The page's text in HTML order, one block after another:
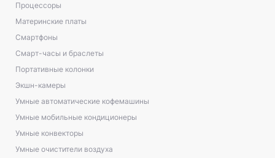
Процессоры
Материнские платы
Смартфоны
Смарт-часы и браслеты
Портативные колонки
Экшн-камеры
Умные автоматические кофемашины
Умные мобильные кондиционеры
Умные конвекторы
Умные очистители воздуха